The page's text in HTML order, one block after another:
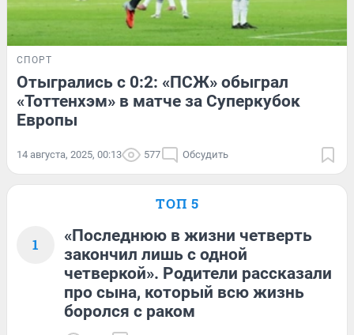
СПОРТ
Отыгрались с 0:2: «ПСЖ» обыграл
«Тоттенхэм» в матче за Суперкубок
Европы
14 августа, 2025, 00:13 577 Обсудить
ТОП 5
1
«Последнюю в жизни четверть
закончил лишь с одной
четверкой». Родители рассказали
про сына, который всю жизнь
боролся с раком